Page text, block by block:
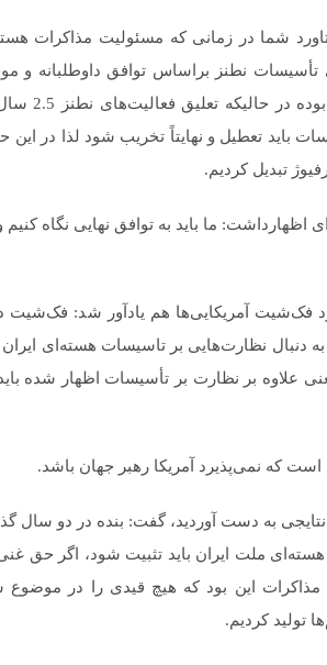
شما در زمانی که مسئولیت مذاکرات
زمان آغاز کار ما در سال 84 فعالیت‌های تأسیسات نطنز براساس توافق
سال 82 تعلیق شده بود و توافق موقت
تعطیل و نهایتاً تخریب شود لذا در این
ما باید به توافق نهایی نگاه کنیم
فک‌شیت آمریکایی‌ها هم یادآور شد: فک‌شیت
دنبال نظارت‌هایی بر تاسیسات هسته‌ای
علاوه بر نظارت بر تأسیسات اظهار شده
است که نمی‌پذیرد آمریکا رهبر جهان باشد.
اینکه در طول 6 سال مذاکره چه نتایجی به دست آوردید، گفت: بنده در دو
ملت ایران باید تثبیت شود، اگر حق
این بود که هیچ قیدی را در